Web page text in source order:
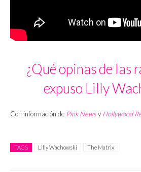
¿Qué opinas de las
expuso Lilly
Con información de Pink Newsy Hollywood
TAGS Lilly Wachowski The Matrix